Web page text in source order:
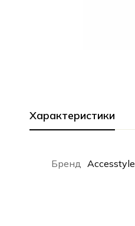
Характеристики
Бренд Accesstyle